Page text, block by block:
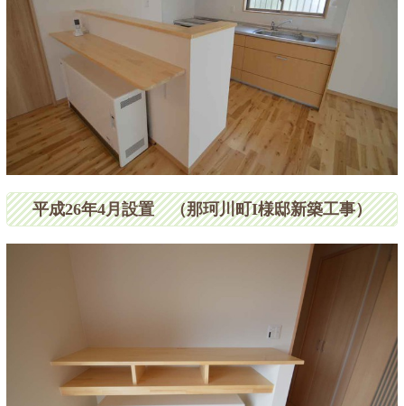
平成26年4月設置 （那珂川町I様邸新築工事）